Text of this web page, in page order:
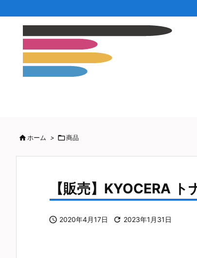
ホーム > 商品
【販売】KYOCERA
 2020年4月17日  2023年1月31日